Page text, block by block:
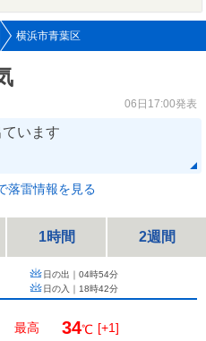
横浜市青葉区
06日17:00発表
います
落雷情報を見る
1時間 2週間
日の出｜ 04時54分
日の入｜ 18時42分
最高 34℃ [+1]